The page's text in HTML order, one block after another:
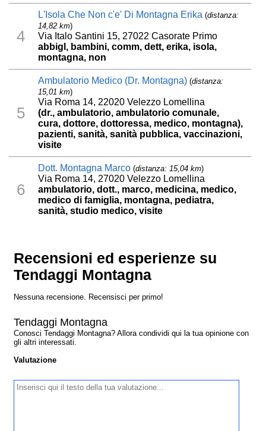
4
L'Isola Che Non c'e' Di Montagna Erika (distanza:
14,82 km)
Via Italo Santini 15, 27022 Casorate Primo
abbigl, bambini, comm, dett, erika, isola,
montagna, non
5
Ambulatorio Medico (Dr. Montagna) (distanza:
15,01 km)
Via Roma 14, 22020 Velezzo Lomellina
(dr., ambulatorio, ambulatorio comunale,
cura, dottore, dottoressa, medico, montagna),
pazienti, sanità, sanità pubblica, vaccinazioni,
visite
6
Dott. Montagna Marco (distanza: 15,04 km)
Via Roma 14, 27020 Velezzo Lomellina
ambulatorio, dott., marco, medicina, medico,
medico di famiglia, montagna, pediatra,
sanità, studio medico, visite
Recensioni ed esperienze su
Tendaggi Montagna
Nessuna recensione. Recensisci per primo!
Tendaggi Montagna
Conosci Tendaggi Montagna? Allora condividi qui la tua opinione con
gli altri interessati.
Valutazione